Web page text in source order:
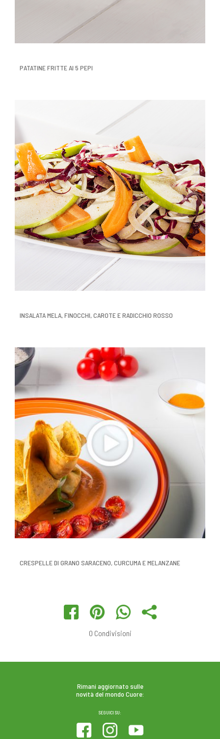
PATATINE FRITTE AI 5 PEPI
INSALATA MELA, FINOCCHI, CAROTE E RADICCHIO ROSSO
CRESPELLE DI GRANO SARACENO, CURCUMA E MELANZANE
0 Condivisioni
Rimani aggiornato sulle
novità del mondo Cuore:
SEGUICI SU: